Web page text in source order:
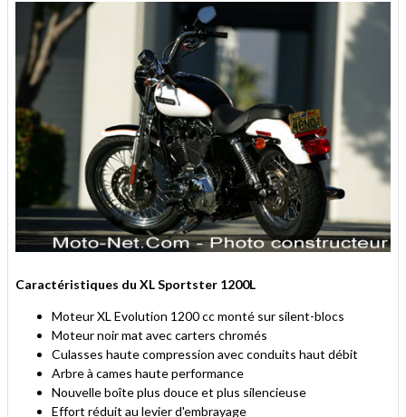
Caractéristiques du XL Sportster 1200L
Moteur XL Evolution 1200 cc monté sur silent-blocs
Moteur noir mat avec carters chromés
Culasses haute compression avec conduits haut débit
Arbre à cames haute performance
Nouvelle boîte plus douce et plus silencieuse
Effort réduit au levier d'embrayage